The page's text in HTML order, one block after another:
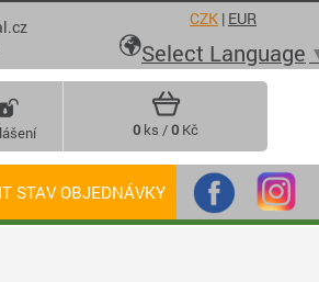
STAV OBJEDNÁVKY
0 ks /0 Kč
CZK | EUR
Select Language